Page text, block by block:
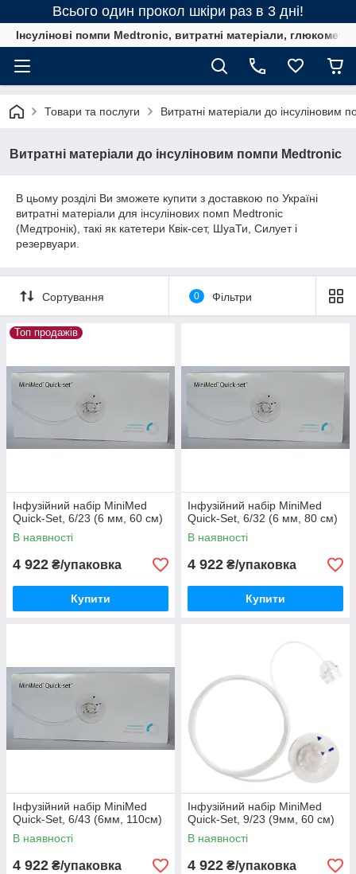
Всього один прокол шкіри раз в 3 дні!
Інсулінові помпи Medtronic, витратні матеріали,
Товари та послуги Витратні матеріали до інсуліновим
Витратні матеріали до інсуліновим помпи Medtronic
В цьому розділі Ви зможете купити з доставкою по Україні
витратні матеріали для інсулінових помп Medtronic
(Медтронік), такі як катетери Квік-сет, ШуаТи, Силует і
резервуари.
Сортування 0 Фільтри
Топ продажів
Інфузійний набір MiniMed
Quick-Set, 6/23 (6 мм, 60 см)
В наявності
4 922 ₴/упаковка
Купити
Інфузійний набір MiniMed
Quick-Set, 6/32 (6 мм, 80 см)
В наявності
4 922 ₴/упаковка
Купити
Інфузійний набір MiniMed
Quick-Set, 6/43 (6мм, 110см)
В наявності
4 922 ₴/упаковка
Інфузійний набір MiniMed
Quick-Set, 9/23 (9мм, 60 см)
В наявності
4 922 ₴/упаковка